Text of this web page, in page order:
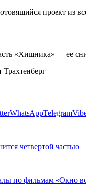
проект из
WhatsAppTelegram
четвертой частью
по фильмам «Окно